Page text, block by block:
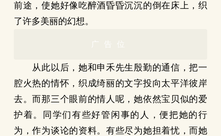
前途，使她好像吃醉酒昏昏沉沉的倒在床上，织
了许多美丽的幻想。
广告位
从此以后，她和申禾先生殷勤的通信，把一
腔火热的情怀，织成绮丽的文字投向太平洋彼岸
去。而那三个眼前的情人呢，她依然宝贝似的爱
护着。同学们有些好管闲事的人，便把她的行
为，作为谈论的资料。有些尽为她担着忧，而她